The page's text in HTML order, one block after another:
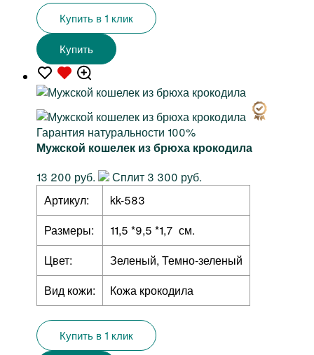
Купить в 1 клик
Купить
Гарантия натуральности 100%
Мужской кошелек из брюха крокодила
13 200 руб.
Сплит 3 300 руб.
Артикул:
kk-583
Размеры:
11,5 *9,5 *1,7 см.
Цвет:
Зеленый, Темно-зеленый
Вид кожи:
Кожа крокодила
Купить в 1 клик